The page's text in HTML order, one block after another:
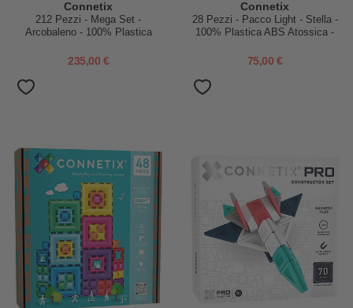
Connetix
212 Pezzi - Mega Set -
Arcobaleno - 100% Plastica
STEM!
235,00 €
Connetix
28 Pezzi - Pacco Light - Stella -
100% Plastica ABS Atossica -
75,00 €